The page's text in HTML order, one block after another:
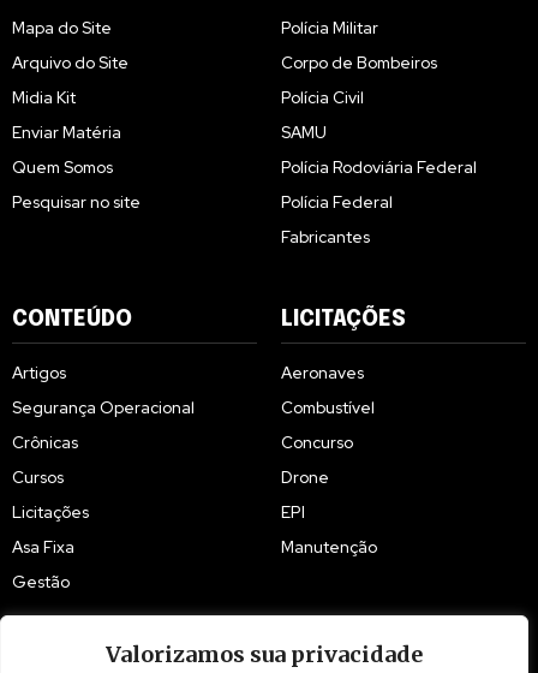
Valorizamos sua privacidade
Mapa do Site
Arquivo do Site
Midia Kit
Enviar Matéria
Quem Somos
Pesquisar no site
Polícia Militar
Corpo de Bombeiros
Polícia Civil
SAMU
Polícia Rodoviária Federal
Polícia Federal
Fabricantes
CONTEÚDO
Artigos
Segurança Operacional
Crônicas
Cursos
Licitações
Asa Fixa
Gestão
LICITAÇÕES
Aeronaves
Combustível
Concurso
Drone
EPI
Manutenção